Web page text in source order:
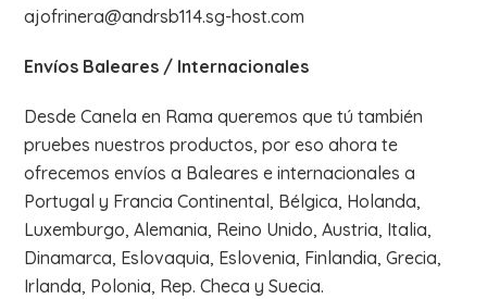
ajofrinera@andrsb114.sg-host.com
Envíos Baleares / Internacionales
Desde Canela en Rama queremos que tú también
pruebes nuestros productos, por eso ahora te
ofrecemos envíos a Baleares e internacionales a
Portugal y Francia Continental, Bélgica, Holanda,
Luxemburgo, Alemania, Reino Unido, Austria, Italia,
Dinamarca, Eslovaquia, Eslovenia, Finlandia, Grecia,
Irlanda, Polonia, Rep. Checa y Suecia.